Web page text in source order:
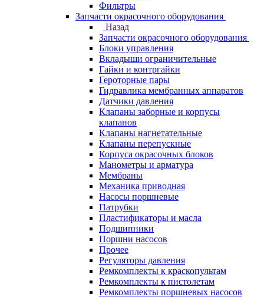
Фильтры
Запчасти окрасочного оборудования
Назад
Запчасти окрасочного оборудования
Блоки управления
Вкладыши ограничительные
Гайки и контргайки
Героторные пары
Гидравлика мембранных аппаратов
Датчики давления
Клапаны заборные и корпусы
клапанов
Клапаны нагнетательные
Клапаны перепускные
Корпуса окрасочных блоков
Манометры и арматура
Мембраны
Механика приводная
Насосы поршневые
Патрубки
Пластификаторы и масла
Подшипники
Поршни насосов
Прочее
Регуляторы давления
Ремкомплекты к краскопультам
Ремкомплекты к пистолетам
Ремкомплекты поршневых насосов